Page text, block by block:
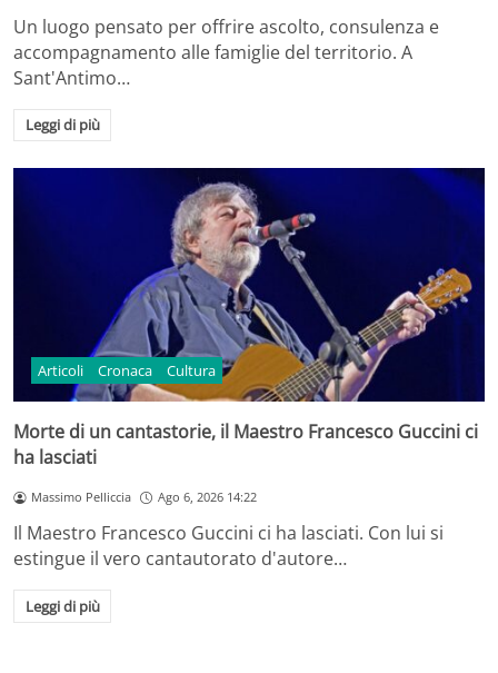
Un luogo pensato per offrire ascolto, consulenza e
accompagnamento alle famiglie del territorio. A
Sant'Antimo…
Leggi di più
Articoli Cronaca Cultura
Morte di un cantastorie, il Maestro Francesco Guccini ci
ha lasciati
Massimo Pelliccia Ago 6, 2026 14:22
Il Maestro Francesco Guccini ci ha lasciati. Con lui si
estingue il vero cantautorato d'autore…
Leggi di più